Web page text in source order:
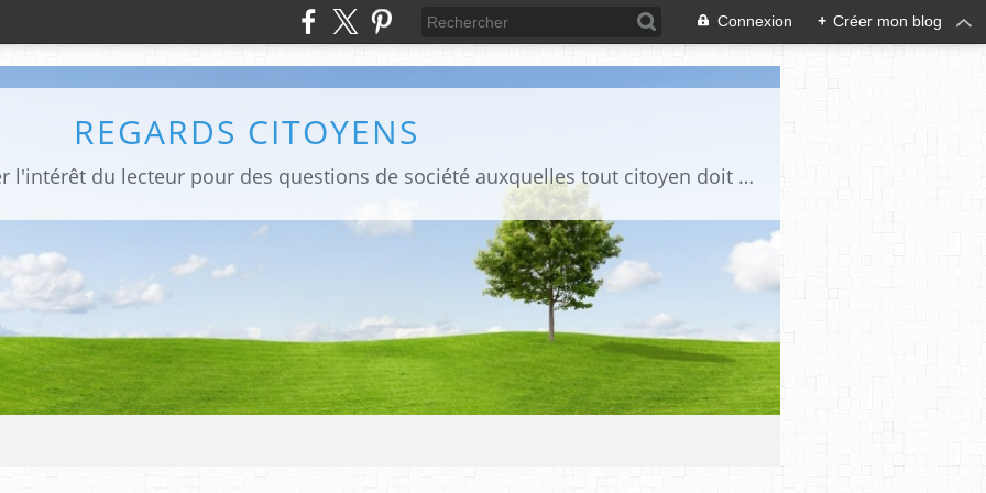
Connexion + Créer mon blog
REGARDS CITOYENS
Ce blog est destiné à stimuler l'intérêt du lecteur pour des questions de société auxquelles tout citoyen doit être en mesure d'apporter des réponses, individuelles ou collectives, en conscience et en responsabilité !